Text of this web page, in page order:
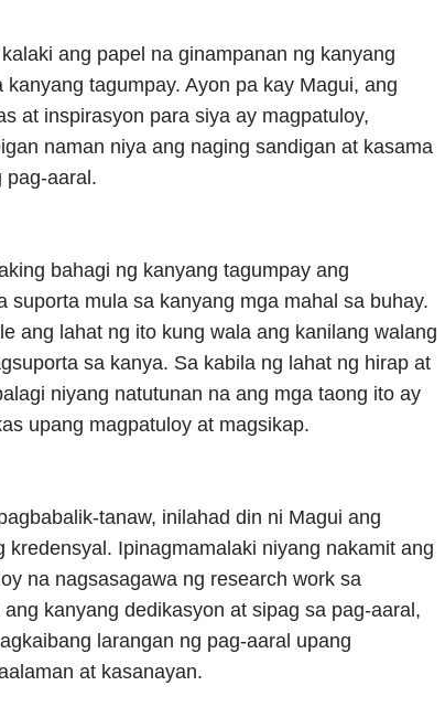
ang papel na ginampanan ng kanyang
tagumpay. Ayon pa kay Magui, ang
at inspirasyon para siya ay magpatuloy,
naman niya ang naging sandigan at kasama
pag-aaral.
bahagi ng kanyang tagumpay ang
suporta mula sa kanyang mga mahal sa buhay.
ang lahat ng ito kung wala ang kanilang walang
sa kanya. Sa kabila ng lahat ng hirap at
niyang natutunan na ang mga taong ito ay
upang magpatuloy at magsikap.
tanaw, inilahad din ni Magui ang
kredensyal. Ipinagmamalaki niyang nakamit ang
na nagsasagawa ng research work sa
kanyang dedikasyon at sipag sa pag-aaral,
larangan ng pag-aaral upang
at kasanayan.